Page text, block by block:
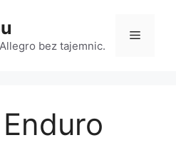
bez tajemnic.
Menu